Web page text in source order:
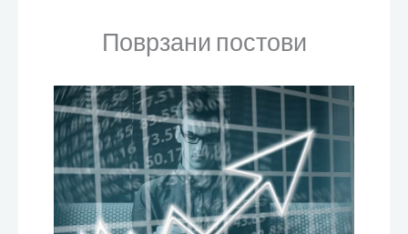
Поврзани постови